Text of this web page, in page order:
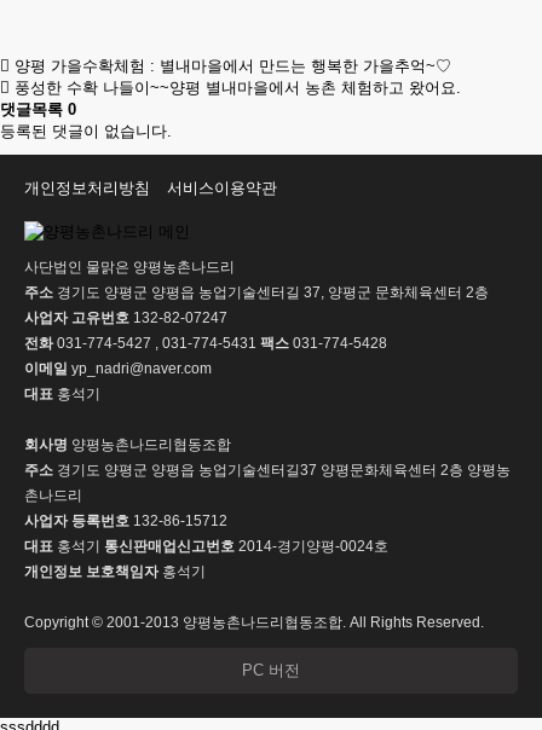
양평 가을수확체험 : 별내마을에서 만드는 행복한 가을추억~♡
풍성한 수확 나들이~~양평 별내마을에서 농촌 체험하고 왔어요.
댓글목록 0
등록된 댓글이 없습니다.
개인정보처리방침 서비스이용약관
사단법인 물맑은 양평농촌나드리
주소 경기도 양평군 양평읍 농업기술센터길 37, 양평군 문화체육센터 2층
사업자 고유번호 132-82-07247
전화031-774-5427 , 031-774-5431 팩스 031-774-5428
이메일 yp_nadri@naver.com
대표 홍석기
회사명 양평농촌나드리협동조합
주소 경기도 양평군 양평읍 농업기술센터길37 양평문화체육센터 2층 양평농
촌나드리
사업자 등록번호 132-86-15712
대표 홍석기 통신판매업신고번호 2014-경기양평-0024호
개인정보 보호책임자홍석기
Copyright © 2001-2013 양평농촌나드리협동조합. All Rights Reserved.
PC 버전